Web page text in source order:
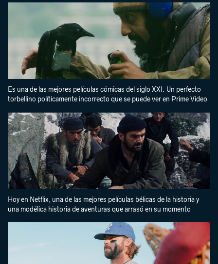
Es una de las mejores películas cómicas del siglo XXI. Un perfecto
torbellino políticamente incorrecto que se puede ver en Prime Video
Hoy en Netflix, una de las mejores películas bélicas de la historia y
una modélica historia de aventuras que arrasó en su momento